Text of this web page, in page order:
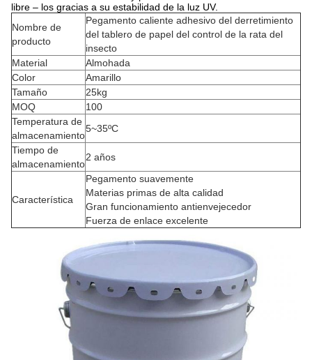
libre – los gracias a su estabilidad de la luz UV.
Nombre de
producto
Pegamento caliente adhesivo del derretimiento
del tablero de papel del control de la rata del
insecto
Material
Almohada
Color
Amarillo
Tamaño
25kg
MOQ
100
Temperatura de
almacenamiento
5~35ºC
Tiempo de
almacenamiento
2 años
Característica
Pegamento suavemente
Materias primas de alta calidad
Gran funcionamiento antienvejecedor
Fuerza de enlace excelente